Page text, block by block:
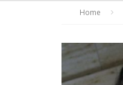
Home